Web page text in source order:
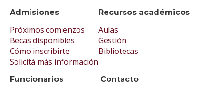
Admisiones
Próximos comienzos
Becas disponibles
Cómo inscribirte
Solicitá más información
Recursos académicos
Aulas
Gestión
Bibliotecas
Funcionarios Contacto